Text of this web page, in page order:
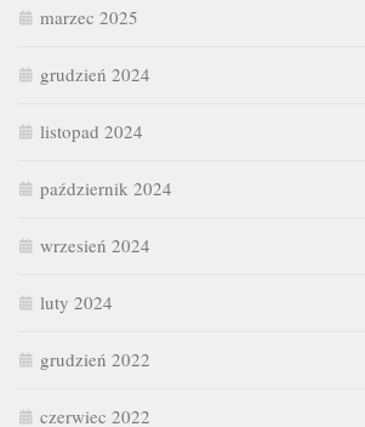
marzec 2025
grudzień 2024
listopad 2024
październik 2024
wrzesień 2024
luty 2024
grudzień 2022
czerwiec 2022